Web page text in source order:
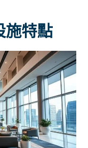
施特點